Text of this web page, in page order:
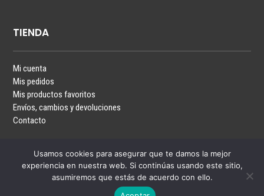
TIENDA
Mi cuenta
Mis pedidos
Mis productos favoritos
Envíos, cambios y devoluciones
Contacto
Usamos cookies para asegurar que te damos la mejor
experiencia en nuestra web. Si continúas usando este sitio,
asumiremos que estás de acuerdo con ello.